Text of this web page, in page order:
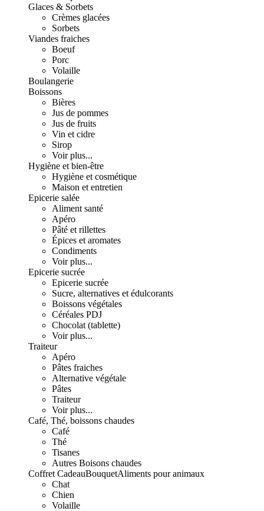
Glaces & Sorbets
Crèmes glacées
Sorbets
Viandes fraiches
Boeuf
Porc
Volaille
Boulangerie
Boissons
Bières
Jus de pommes
Jus de fruits
Vin et cidre
Sirop
Voir plus...
Hygiène et bien-être
Hygiène et cosmétique
Maison et entretien
Epicerie salée
Aliment santé
Apéro
Pâté et rillettes
Épices et aromates
Condiments
Voir plus...
Epicerie sucrée
Epicerie sucrée
Sucre, alternatives et édulcorants
Boissons végétales
Céréales PDJ
Chocolat (tablette)
Voir plus...
Traiteur
Apéro
Pâtes fraiches
Alternative végétale
Pâtes
Traiteur
Voir plus...
Café, Thé, boissons chaudes
Café
Thé
Tisanes
Autres Boisons chaudes
Coffret CadeauBouquetAliments pour animaux
Chat
Chien
Volaille